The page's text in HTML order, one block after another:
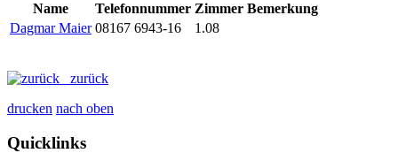
Name Telefonnummer Zimmer Bemerkung
Dagmar Maier 08167 6943-16 1.08
zurück
drucken nach oben
Quicklinks